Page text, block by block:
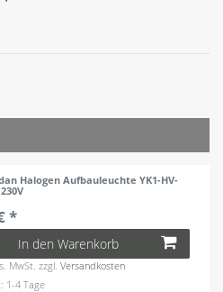
Halogen Aufbauleuchte YK1-HV-
*
In den Warenkorb
MwSt. zzgl.Versandkosten
1-4 Tage